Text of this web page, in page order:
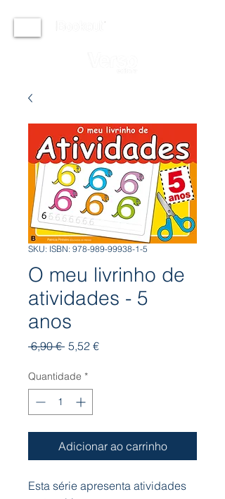
SKU: ISBN: 978-989-99938-1-5
O meu livrinho de
atividades - 5
anos
6,90 € Preço
5,52 €Preço
Quantidade *
Adicionar ao carrinho
Esta série apresenta atividades